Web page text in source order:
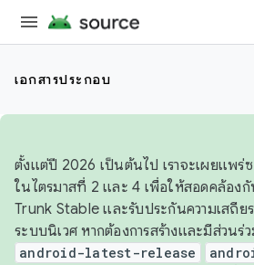
เอกสารประกอบ
ตั้งแต่ปี 2026 เป็นต้นไป เราจะเผยแพร่
ในไตรมาสที่ 2 และ 4 เพื่อให้สอดคล้อง
Trunk Stable และรับประกันความเสถี
ระบบนิเวศ หากต้องการสร้างและมีส่วนร่
android-latest-release